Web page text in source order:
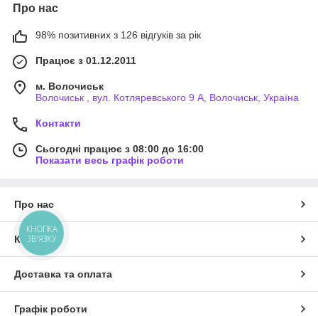
Про нас
98% позитивних з 126 відгуків за рік
Працює з 01.12.2011
м. Волочиськ
Волочиськ , вул. Котляревського 9 А, Волочиськ, Україна
Контакти
Сьогодні працює з 08:00 до 16:00
Показати весь графік роботи
Про нас
Контакти
Доставка та оплата
Графік роботи
КНОПКА
ЗВ'ЯЗКУ